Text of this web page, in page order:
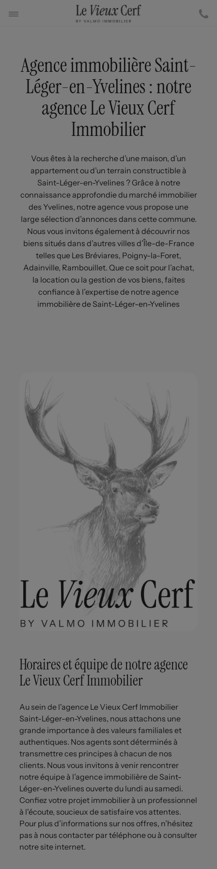
Agence immobilière Saint-
Léger-en-Yvelines : notre
agence Le Vieux Cerf
Immobilier
Vous êtes à la recherche d’une maison, d’un
appartement ou d’un terrain constructible à
Saint-Léger-en-Yvelines ? Grâce à notre
connaissance approfondie du marché immobilier
des Yvelines, notre agence vous propose une
large sélection d’annonces dans cette commune.
Nous vous invitons également à découvrir nos
biens situés dans d’autres villes d’Île-de-France
telles que Les Bréviares, Poigny-la-Foret,
Adainville, Rambouillet. Que ce soit pour l’achat,
la location ou la gestion de vos biens, faites
confiance à l’expertise de notre agence
immobilière de Saint-Léger-en-Yvelines
Horaires et équipe de notre agence
Le Vieux Cerf Immobilier
Au sein de l'agence Le Vieux Cerf Immobilier
Saint-Léger-en-Yvelines, nous attachons une
grande importance à des valeurs familiales et
authentiques. Nos agents sont déterminés à
transmettre ces principes à chacun de nos
clients. Nous vous invitons à venir rencontrer
notre équipe à l’agence immobilière de Saint-
Léger-en-Yvelines ouverte du lundi au samedi.
Confiez votre projet immobilier à un professionnel
à l'écoute, soucieux de satisfaire vos attentes.
Pour plus d’informations sur nos offres, n’hésitez
pas à nous contacter par téléphone ou à consulter
notre site internet.